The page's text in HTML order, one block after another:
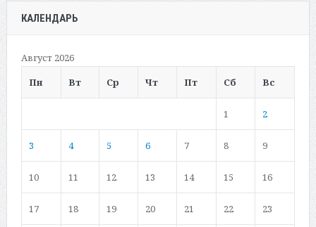
КАЛЕНДАРЬ
Август 2026
Пн
Вт Ср Чт Пт Сб Вс
1 2
3 4 5 6 7 8 9
10 11 12 13 14 15 16
17 18 19 20 21 22 23